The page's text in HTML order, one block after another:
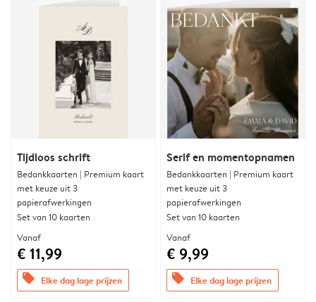
Tijdloos schrift
Bedankkaarten | Premium kaart
met keuze uit 3
papierafwerkingen
Set van 10 kaarten
Vanaf
€ 11,99
offers Elke dag lage prijzen
Serif en momentopnamen
Bedankkaarten | Premium kaart
met keuze uit 3
papierafwerkingen
Set van 10 kaarten
Vanaf
€ 9,99
offers Elke dag lage prijzen